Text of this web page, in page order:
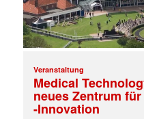
Veranstaltung
Medical
neues Zentrum
-Innovation